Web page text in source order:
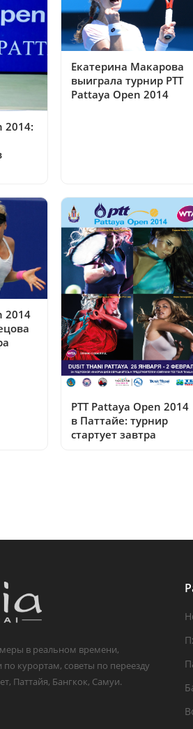
2014:
Екатерина Макарова
выиграла турнир PTT
Pattaya Open 2014
2014
PTT Pattaya Open 2014
в Паттайе: турнир
стартует завтра
в реальном времени,
по курортам, советы по переезду
Паттайя, Бангкок, Самуи.